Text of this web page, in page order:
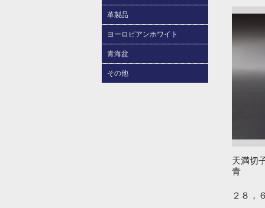
革製品
ヨーロピアンホワイト
青海盆
その他
天満切
青
２８，